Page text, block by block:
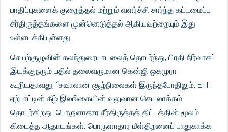
பாதிப்புகளைக் குறைத்தல் மற்றும் வளர்ச்சி சார்ந்த கட்டமைப்பு
சீர்திருத்தங்களை முன்னெடுத்தல் ஆகியவற்றையும் இது
உள்ளடக்கியுள்ளது.
செயற்குழுவின் கலந்துரையாடலைத் தொடர்ந்து, பிரதி நிர்வாகப்
இயக்குநரும் பதில் தலைவருமான கென்ஜி ஒகமுரா
கூறியதாவது, “சவாலான சூழ்நிலைகள் இருந்தபோதிலும், EFF
ஏற்பாட்டின் கீழ் இலங்கையின் வலுவான செயலாக்கம்
தொடர்கிறது. பொருளாதார சீர்திருத்தத் திட்டத்தின் மூலம்
கிடைத்த ஆதாயங்கள், பொருளாதார மீள்திறனைப் பாதுகாக்க